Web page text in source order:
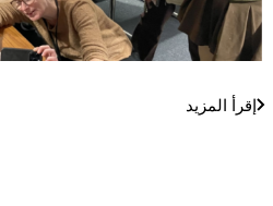
Link
إقرأ المزيد